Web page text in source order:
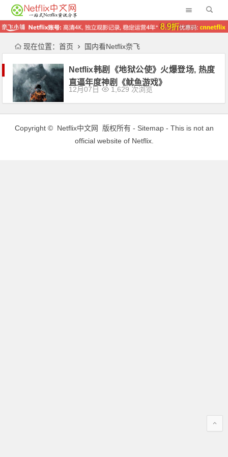
现在位置： 首页 国内看Netflix奈飞
Netflix韩剧《地狱公使》火爆登场, 热度
直逼年度神剧《鱿鱼游戏》
12月07日 1,629 次浏览
Copyright © Netflix中文网 版权所有 - Sitemap- This is not an
official website of Netflix.